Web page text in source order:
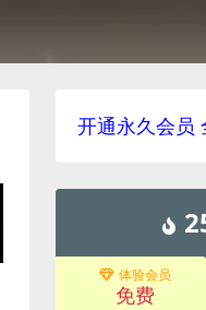
开通永久会员
体验会员
免费